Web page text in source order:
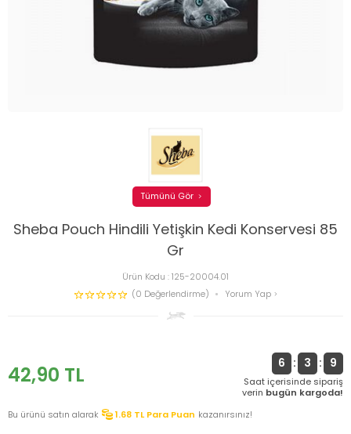
Sheba Pouch Hindili Yetişkin Kedi Konservesi 85
Gr
Ürün Kodu :125-20004.01
(0 Değerlendirme)
Yorum Yap
Tümünü Gör
42,90 TL 6 : 3 : 9
Saat içerisinde sipariş
verin bugün kargoda!
Bu ürünü satın alarak
1.68 TL Para Puan kazanırsınız!